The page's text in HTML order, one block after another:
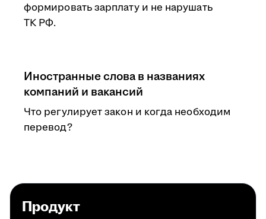
формировать зарплату и не нарушать
ТК РФ.
Иностранные слова в названиях
компаний и вакансий
Что регулирует закон и когда необходим
перевод?
Продукт